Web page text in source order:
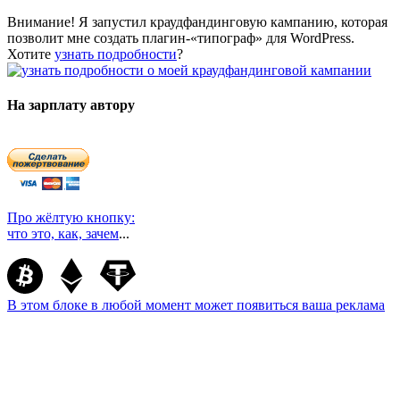
Внимание! Я запустил краудфандинговую кампанию, которая
позволит мне создать плагин-«типограф» для WordPress.
Хотите узнать подробности?
На зарплату автору
Про жёлтую кнопку:
что это, как, зачем...
В этом блоке в любой момент может появиться ваша реклама